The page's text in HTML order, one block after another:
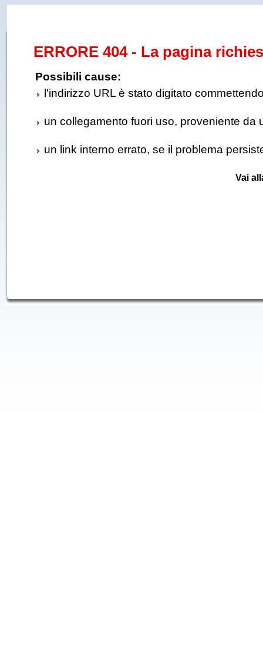
ERRORE 404 - La pagina
Possibili cause:
l'indirizzo URL è stato digitato
un collegamento fuori uso, proveniente da
un link interno errato, se il problema
Vai